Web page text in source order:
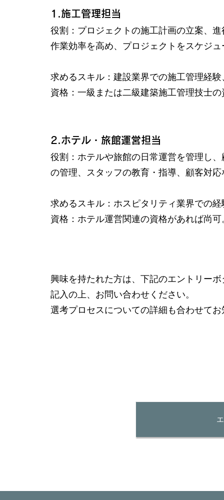
1.施工管理担当
役割：プロジェクトの施工計画の立案、
作業効率を高め、プロジェクトをスケジ
求めるスキル： 建設業界での施工管理経
資格：一級または二級建築施工管理技士
2.ホテル・旅館運営担当
役割：ホテルや旅館の日常運営を管理し
の管理、スタッフの教育・指導、顧客対
求めるスキル：ホスピタリティ業界での
資格：ホテル運営関連の資格があれば尚可
興味を持たれた方は、下記のエントリー
記入の上、お問い合わせください。
選考プロセスについての詳細も合わせて